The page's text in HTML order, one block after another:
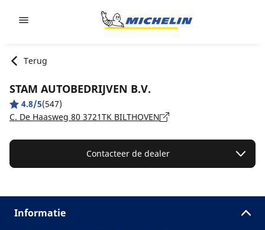
Terug
STAM AUTOBEDRIJVEN B.V.
4.8/5(547)
C. De Haasweg 80 3721TK BILTHOVEN
Contacteer de dealer
Informatie